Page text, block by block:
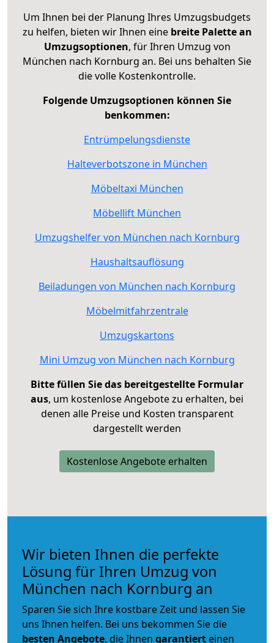
Um Ihnen bei der Planung Ihres Umzugsbudgets
zu helfen, bieten wir Ihnen eine breite Palette an
Umzugsoptionen, für Ihren Umzug von
München nach Kornburg an. Bei uns behalten Sie
die volle Kostenkontrolle.
Folgende Umzugsoptionen können Sie
benkommen:
Entrümpelungsdienste
Halteverbotszone in München
Möbeltaxi München
Möbellift München
Umzugshelfer von München nach Kornburg
Haushaltsauflösung
Beiladungen von München nach Kornburg
Möbelmitfahrzentrale
Umzugskartons
Mini Umzug von München nach Kornburg
Bitte füllen Sie das bereitgestellte Formular
aus, um kostenlose Angebote zu erhalten, bei
denen alle Preise und Kosten transparent
dargestellt werden
Kostenlose Angebote erhalten
Wir bieten Ihnen die perfekte
Lösung für Ihren Umzug von
München nach Kornburg an
Sparen Sie sich Ihre kostbare Zeit und lassen Sie
uns Ihnen helfen. Bei uns bekommen Sie die
besten Angebote, die Ihnen garantiert einen